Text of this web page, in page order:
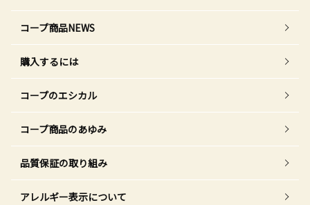
コープ商品NEWS
購入するには
コープのエシカル
コープ商品のあゆみ
品質保証の取り組み
アレルギー表示について